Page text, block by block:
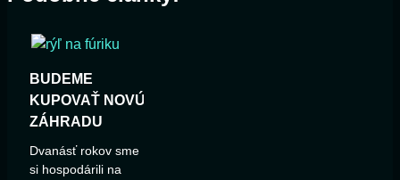
BUDEME
KUPOVAŤ NOVÚ
ZÁHRADU
Dvanásť rokov sme
si hospodárili na